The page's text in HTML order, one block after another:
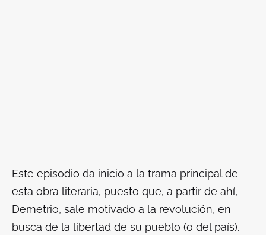
Este episodio da inicio a la trama principal de
esta obra literaria, puesto que, a partir de ahí,
Demetrio, sale motivado a la revolución, en
busca de la libertad de su pueblo (o del país).